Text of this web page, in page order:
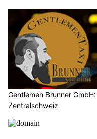
Gentlemen Brunner
Zentralschweiz